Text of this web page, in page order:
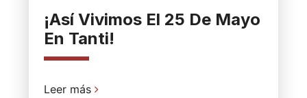
¡Así Vivimos El 25 De Mayo
En Tanti!
Leer más